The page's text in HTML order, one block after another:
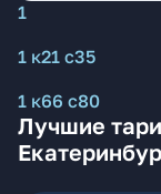
1
1 к21 с35
1 к66 с80
Лучшие